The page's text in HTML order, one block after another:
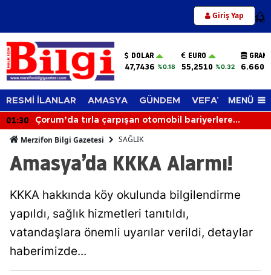
Giriş Yap 12
DOLAR
47,7436 %0.18
EURO
55,2510 %0.32
RESMİ İLANLAR AMASYA GÜNDEM VEFAT EDENLER
MENÜ
01:30
Çorum’da tırla çarpışan otomobil bariyerlere
Merzifon Bilgi Gazetesi SAĞLIK
Amasya’da KKKA Alarmı!
KKKA hakkında köy okulunda bilgilendirme
yapıldı, sağlık hizmetleri tanıtıldı,
vatandaşlara önemli uyarılar verildi, detaylar
haberimizde...